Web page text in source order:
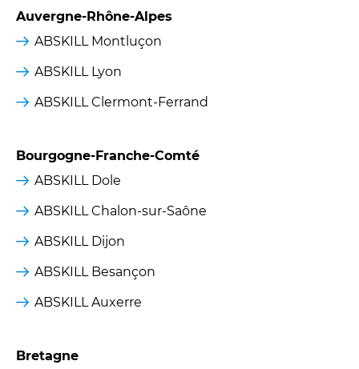
Auvergne-Rhône-Alpes
ABSKILL Montluçon
ABSKILL Lyon
ABSKILL Clermont-Ferrand
Bourgogne-Franche-Comté
ABSKILL Dole
ABSKILL Chalon-sur-Saône
ABSKILL Dijon
ABSKILL Besançon
ABSKILL Auxerre
Bretagne